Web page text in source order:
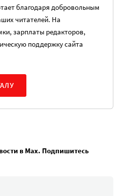
благодаря добровольным
читателей. На
зарплаты редакторов,
поддержку сайта
в Max. Подпишитесь